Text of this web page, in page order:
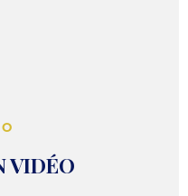
VIDÉO